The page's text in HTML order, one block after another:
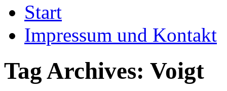
Start
Impressum und Kontakt
Tag Archives: Voigt